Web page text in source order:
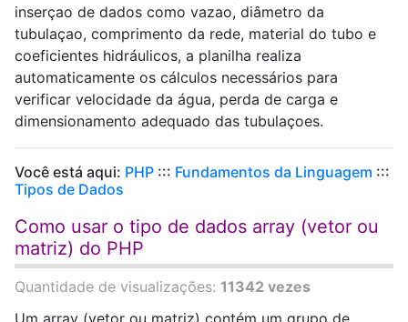
inserçao de dados como vazao, diâmetro da
tubulaçao, comprimento da rede, material do tubo e
coeficientes hidráulicos, a planilha realiza
automaticamente os cálculos necessários para
verificar velocidade da água, perda de carga e
dimensionamento adequado das tubulaçoes.
Você está aqui: PHP ::: Fundamentos da Linguagem :::
Tipos de Dados
Como usar o tipo de dados array (vetor ou
matriz) do PHP
Quantidade de visualizações: 11342 vezes
Um array (vetor ou matriz) contém um grupo de